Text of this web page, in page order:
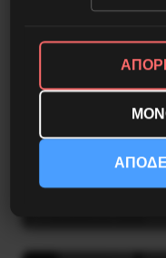
Το ΑΙ βαθαίνει την